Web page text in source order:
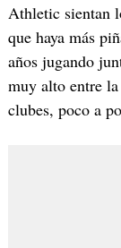
Athletic sientan
que haya más
años jugando
muy alto entre
clubes, poco a